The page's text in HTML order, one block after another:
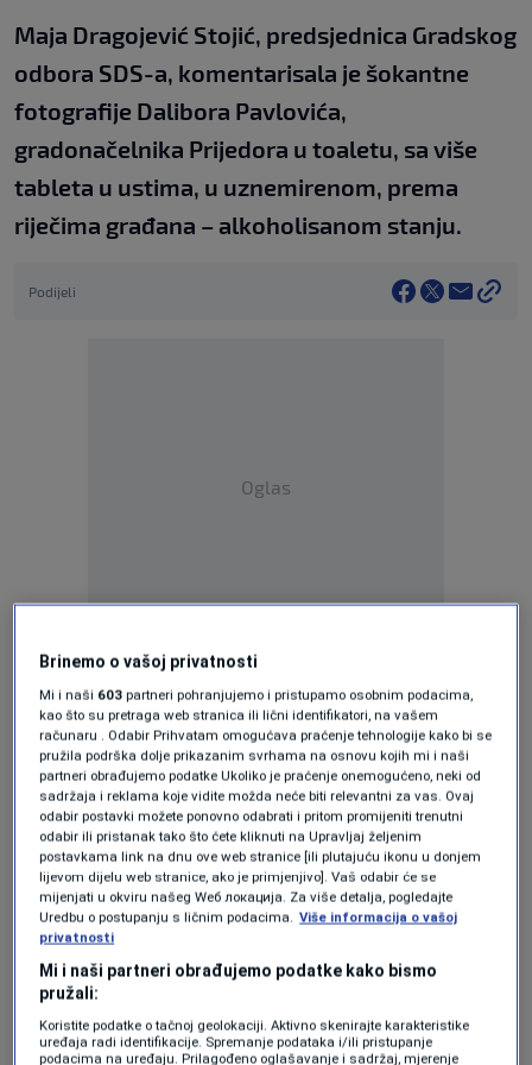
Maja Dragojević Stojić, predsjednica Gradskog
odbora SDS-a, komentarisala je šokantne
fotografije Dalibora Pavlovića,
gradonačelnika Prijedora u toaletu, sa više
tableta u ustima, u uznemirenom, prema
riječima građana – alkoholisanom stanju.
Podijeli
Oglas
Dragojević Stojić je mišljenja da obavljati javnu
funkciju zahtjeva lični integritet i odgovornost
u javnom nastupu.
Ukoliko su autentične fotografije rastrojstva
gradonačelnika Pavlovića, dodaje da je onda
njegova ostavka jedini ispravan čin.
"Niti imam namjeru, niti želim da se bavim bilo
čijim privatnim životom, ali ono što trenutno
potresa naš grad ide daleko preko toga.
Politika je ozbiljna stvar koja uređuje živote
Brinemo o vašoj privatnosti
Mi i naši 603 partneri pohranjujemo i pristupamo osobnim podacima,
kao što su pretraga web stranica ili lični identifikatori, na vašem
računaru . Odabir Prihvatam omogućava praćenje tehnologije kako bi se
pružila podrška dolje prikazanim svrhama na osnovu kojih mi i naši
partneri obrađujemo podatke Ukoliko je praćenje onemogućeno, neki od
sadržaja i reklama koje vidite možda neće biti relevantni za vas. Ovaj
odabir postavki možete ponovno odabrati i pritom promijeniti trenutni
odabir ili pristanak tako što ćete kliknuti na Upravljaj željenim
postavkama link na dnu ove web stranice [ili plutajuću ikonu u donjem
lijevom dijelu web stranice, ako je primjenjivo]. Vaš odabir će se
mijenjati u okviru našeg Wеб локација. Za više detalja, pogledajte
Uredbu o postupanju s ličnim podacima. Više informacija o vašoj
privatnosti
Mi i naši partneri obrađujemo podatke kako bismo
pružali:
Koristite podatke o tačnoj geolokaciji. Aktivno skenirajte karakteristike
uređaja radi identifikacije. Spremanje podataka i/ili pristupanje
podacima na uređaju. Prilagođeno oglašavanje i sadržaj, mjerenje